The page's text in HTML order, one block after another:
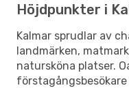
Höjdpunkter i
Kalmar sprudlar av
landmärken,
natursköna platser.